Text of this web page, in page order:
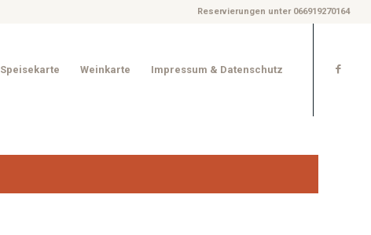
Reservierungen unter 066919270164
Speisekarte Weinkarte Impressum & Datenschutz